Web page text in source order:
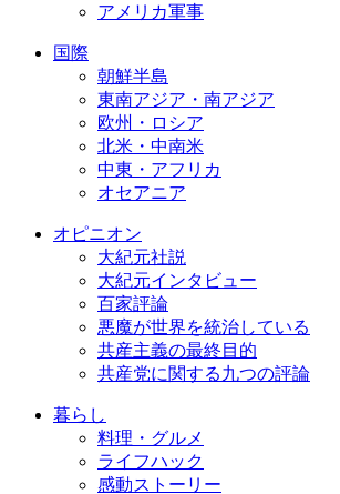
アメリカ軍事
国際
朝鮮半島
東南アジア・南アジア
欧州・ロシア
北米・中南米
中東・アフリカ
オセアニア
オピニオン
大紀元社説
大紀元インタビュー
百家評論
悪魔が世界を統治している
共産主義の最終目的
共産党に関する九つの評論
暮らし
料理・グルメ
ライフハック
感動ストーリー